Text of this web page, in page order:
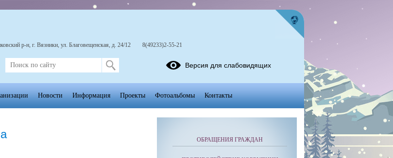
ОБРАЩЕНИЯ ГРАЖДАН
р-н, г. Вязники, ул. Благовещенская, д. 24/12 8(49233)2-55-21
Версия для слабовидящих
Новости Информация Проекты Фотоальбомы Контакты